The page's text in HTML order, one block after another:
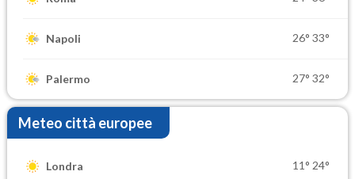
Napoli 26° 33°
Palermo 27° 32°
Meteo città europee
Londra 11° 24°